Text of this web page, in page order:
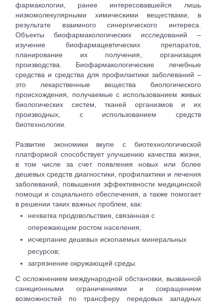
фармакологии, ранее интересовавшейся лишь
низкомолекулярными химическими веществами, в
результате взаимного синергического интереса.
Объекты биофармакологических исследований –
изучение биофармацевтических препаратов,
планирование их получения, организация
производства. Биофармакологические лечебные
средства и средства для профилактики заболеваний –
это лекарственные вещества биологического
происхождения, получаемые с использованием живых
биологических систем, тканей организмов и их
производных, с использованием средств
биотехнологии.
Развитие экономики вкупе с биотехнологической
платформой способствует улучшению качества жизни,
в том числе за счет появления новых или более
дешевых средств диагностики, профилактики и лечения
заболеваний, повышения эффективности медицинской
помощи и социального обеспечения, а также помогает
в решении таких важных проблем, как:
нехватка продовольствия, связанная с
опережающим ростом населения;
исчерпание дешевых ископаемых минеральных
ресурсов;
загрязнение окружающей среды.
С осложнением международной обстановки, вызванной
санкционными ограничениями и сокращением
возможностей по трансферу передовых западных